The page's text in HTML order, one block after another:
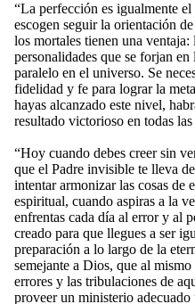
“La perfección es igualmente
escogen seguir la orientación
los mortales tienen una
personalidades que se forjan
paralelo en el universo. Se
fidelidad y fe para lograr la
hayas alcanzado este nivel,
resultado victorioso en todas las
“Hoy cuando debes creer sin
que el Padre invisible te lleva
intentar armonizar las cosas de
espiritual, cuando aspiras a la
enfrentas cada día al error y al
creado para que llegues a ser
preparación a lo largo de la
semejante a Dios, que al
errores y las tribulaciones de
proveer un ministerio adecuado